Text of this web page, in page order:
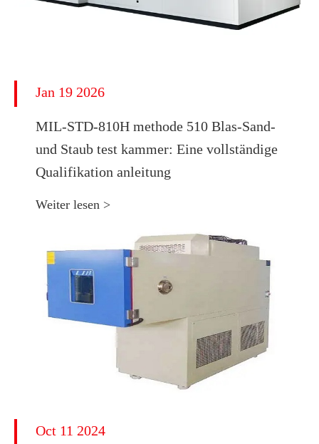
Jan 19 2026
MIL-STD-810H methode 510 Blas-Sand-
und Staub test kammer: Eine vollständige
Qualifikation anleitung
Weiter lesen >
Oct 11 2024